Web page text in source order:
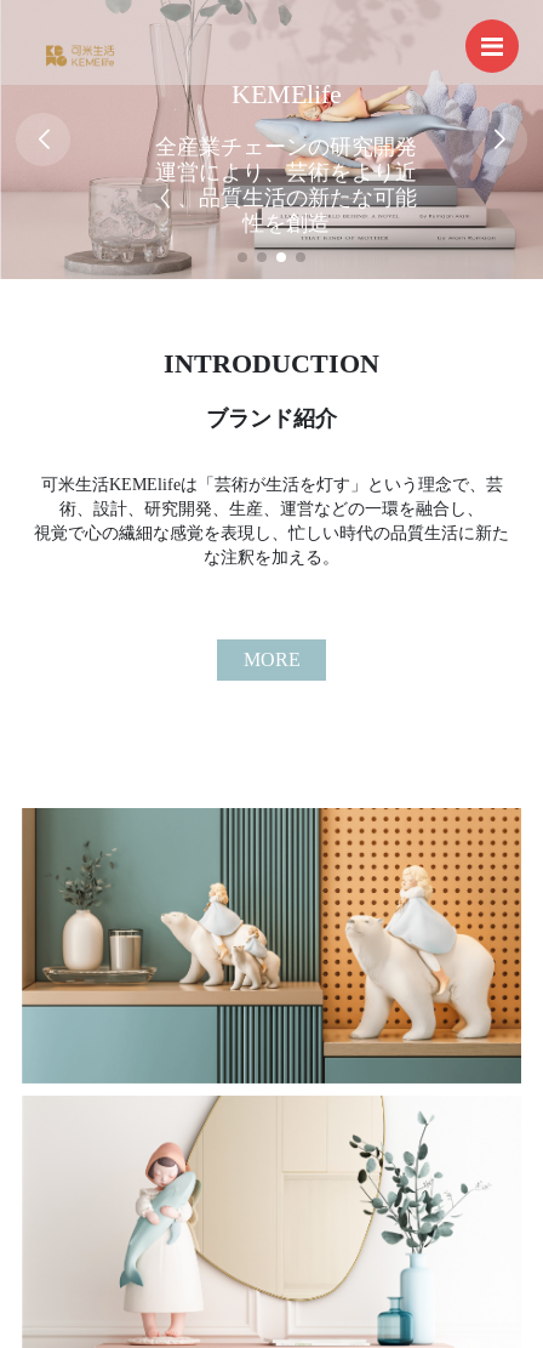
KEMElife
全産業チェーンの研究開発
運営により、芸術をより近
く、品質生活の新たな可能
性を創造
INTRODUCTION
ブランド紹介
可米生活KEMElifeは「芸術が生活を灯す」という理念で、芸
術、設計、研究開発、生産、運営などの一環を融合し、
視覚で心の繊細な感覚を表現し、忙しい時代の品質生活に新た
な注釈を加える。
MORE